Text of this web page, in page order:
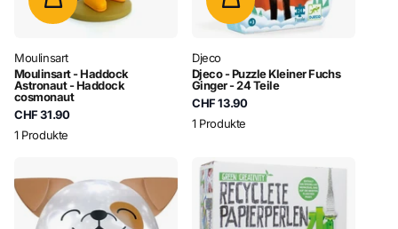
Moulinsart
Moulinsart - Haddock
Astronaut - Haddock
cosmonaut
CHF 31.90
1 Produkte
Djeco
Djeco - Puzzle Kleiner Fuchs
Ginger - 24 Teile
CHF 13.90
1 Produkte